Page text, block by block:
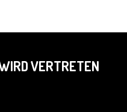
VERTRETEN